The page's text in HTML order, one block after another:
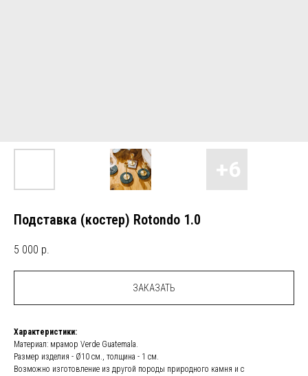
Подставка (костер) Rotondo 1.0
5 000 р.
ЗАКАЗАТЬ
Характеристики:
Материал: мрамор Verde Guatemala.
Размер изделия - Ø10 см., толщина - 1 см.
Возможно изготовление из другой породы природного камня и с